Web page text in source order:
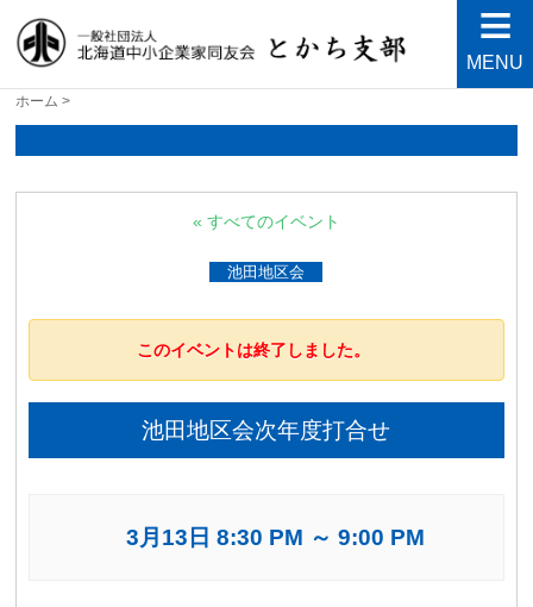
北海道中小企業家同友会と
かち支部
良い会社、良い経営者、よい経営環境づくりを目指し
MENU
ホーム >
« すべてのイベント
池田地区会
このイベントは終了しました。
池田地区会次年度打合せ
3月13日 8:30 PM ～ 9:00 PM